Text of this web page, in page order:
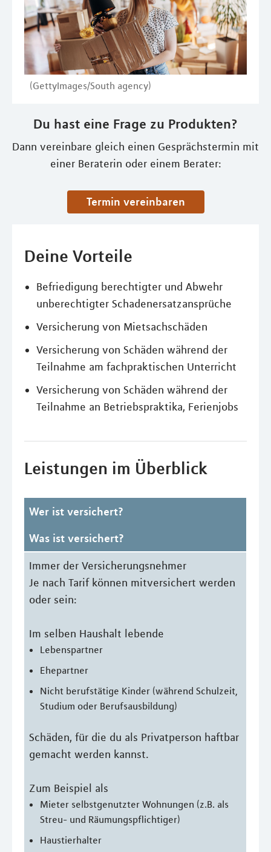
(GettyImages/South agency)
Du hast eine Frage zu Produkten?
Dann vereinbare gleich einen Gesprächstermin mit
einer Beraterin oder einem Berater:
Termin vereinbaren
Deine Vorteile
Befriedigung berechtigter und Abwehr
unberechtigter Schadenersatzansprüche
Versicherung von Mietsachschäden
Versicherung von Schäden während der
Teilnahme am fachpraktischen Unterricht
Versicherung von Schäden während der
Teilnahme an Betriebspraktika, Ferienjobs
Leistungen im Überblick
Wer ist versichert?
Was ist versichert?
Immer der Versicherungsnehmer
Je nach Tarif können mitversichert werden
oder sein:
Im selben Haushalt lebende
Lebenspartner
Ehepartner
Nicht berufstätige Kinder (während Schulzeit,
Studium oder Berufsausbildung)
Schäden, für die du als Privatperson haftbar
gemacht werden kannst.
Zum Beispiel als
Mieter selbstgenutzter Wohnungen (z.B. als
Streu- und Räumungspflichtiger)
Haustierhalter